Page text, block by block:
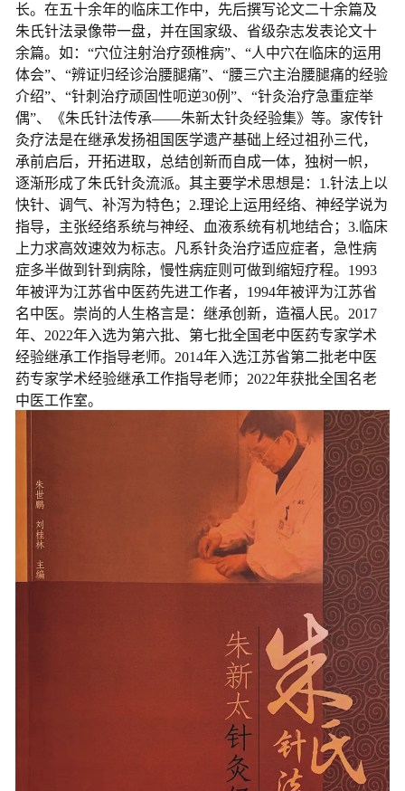
长。在五十余年的临床工作中，先后撰写论文二十余篇及
朱氏针法录像带一盘，并在国家级、省级杂志发表论文十
余篇。如：“穴位注射治疗颈椎病”、“人中穴在临床的运用
体会”、“辨证归经诊治腰腿痛”、“腰三穴主治腰腿痛的经验
介绍”、“针刺治疗顽固性呃逆30例”、“针灸治疗急重症举
偶”、《朱氏针法传承——朱新太针灸经验集》等。家传针
灸疗法是在继承发扬祖国医学遗产基础上经过祖孙三代，
承前启后，开拓进取，总结创新而自成一体，独树一帜，
逐渐形成了朱氏针灸流派。其主要学术思想是：1.针法上以
快针、调气、补泻为特色；2.理论上运用经络、神经学说为
指导，主张经络系统与神经、血液系统有机地结合；3.临床
上力求高效速效为标志。凡系针灸治疗适应症者，急性病
症多半做到针到病除，慢性病症则可做到缩短疗程。1993
年被评为江苏省中医药先进工作者，1994年被评为江苏省
名中医。崇尚的人生格言是：继承创新，造福人民。2017
年、2022年入选为第六批、第七批全国老中医药专家学术
经验继承工作指导老师。2014年入选江苏省第二批老中医
药专家学术经验继承工作指导老师；2022年获批全国名老
中医工作室。